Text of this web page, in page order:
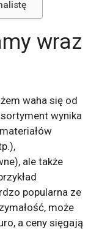
wraz
waha się od
wynika
ale także
popularna ze
może
a ceny sięgają